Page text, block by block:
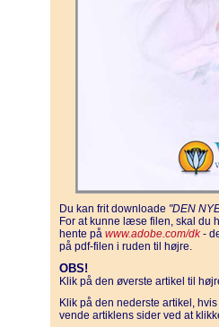
Du kan frit downloade "DEN
For at kunne læse filen, skal du
hente på www.adobe.com/dk-
på pdf-filen i ruden til højre.
OBS!
Klik på den øverste artikel til
Klik på den nederste artikel,
vende artiklens sider ved at